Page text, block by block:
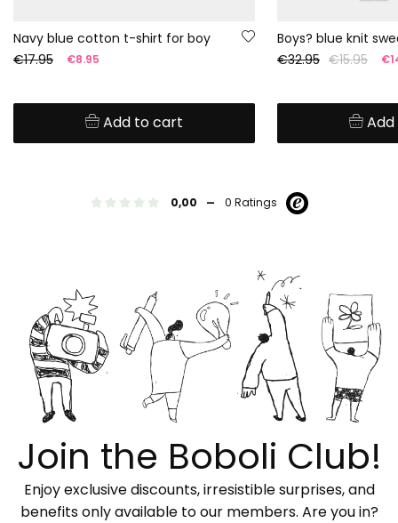
Navy blue cotton t-shirt for boy
€17.95
€8.95
Add to cart
€32.95 €15.95
0,00 - 0 Ratings
Join the Boboli Club!
Enjoy exclusive discounts, irresistible surprises, and
benefits only available to our members. Are you in?